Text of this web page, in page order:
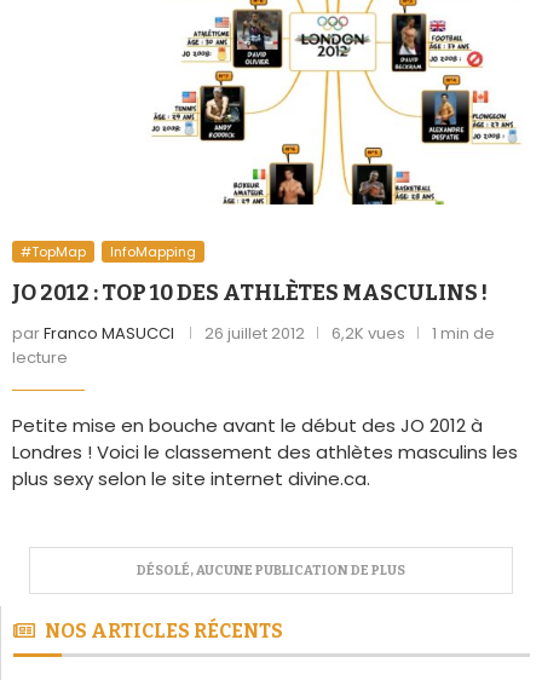
#TopMap InfoMapping
JO 2012 : TOP 10 DES ATHLÈTES MASCULINS !
parFranco MASUCCI 26 juillet 2012 6,2K vues
1 min de
lecture
Petite mise en bouche avant le début des JO 2012 à
Londres ! Voici le classement des athlètes masculins les
plus sexy selon le site internet divine.ca.
NOS ARTICLES RÉCENTS
Pas d’IA sans IH : déléguez vous votre